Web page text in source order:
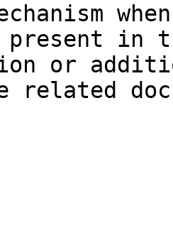
in
or